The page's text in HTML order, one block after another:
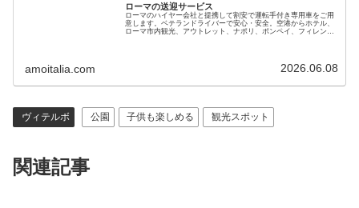
ローマの送迎サービス
ローマのハイヤー会社と提携して割安で運転手付き専用車をご用
意します。ベテランドライバーで安心・安全。空港からホテル、
ローマ市内観光、アウトレット、ナポリ、ポンペイ、フィレンツ
amoitalia.com 2026.06.08
ヴィテルボ 公園 子供も楽しめる 観光スポット
関連記事